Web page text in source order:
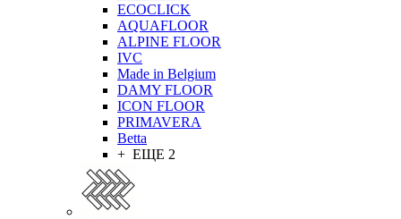
ECOCLICK
AQUAFLOOR
ALPINE FLOOR
IVC
Made in Belgium
DAMY FLOOR
ICON FLOOR
PRIMAVERA
Betta
+ ЕЩЕ 2